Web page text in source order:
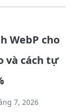
WebP cho
và cách tự
7, 2026